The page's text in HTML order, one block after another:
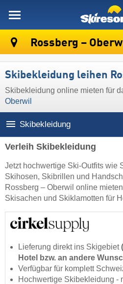
Rossberg –
Skibekleidung leihen
Skibekleidung online mieten für
Oberwil
Skibekleidung
Verleih Skibekleidung
Jetzt hochwertige Ski-Outfits wie
Skihosen, Skibrillen und
Rossberg – Oberwil online
Skisachen und Skiklamotten für
Lieferung direkt ins Skigebiet
Hotel bzw. an andere
Verfügbar für komplett
Hochwertige Skibekleidung -